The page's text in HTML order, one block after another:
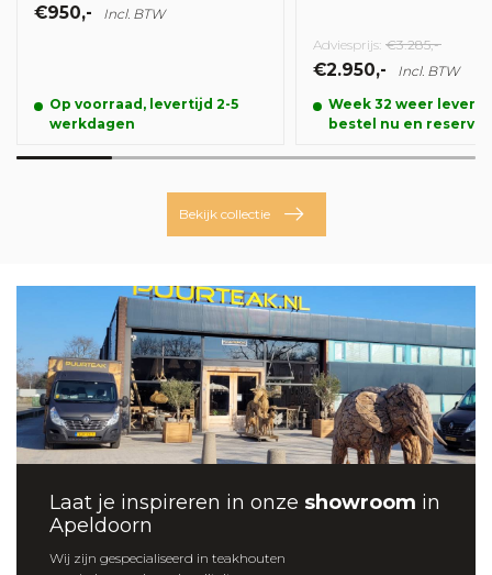
€950,- Incl. BTW
Op voorraad, levertijd 2-5
werkdagen
Adviesprijs: €3.285,-
€2.950,-
Incl. BTW
Week 32 weer
bestel nu en
Bekijk collectie
Laat je inspireren in onze showroom in
Apeldoorn
Wij zijn gespecialiseerd in teakhouten